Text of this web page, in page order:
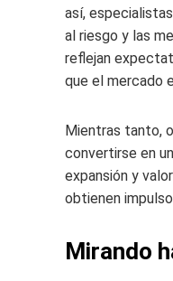
así,
al riesgo y las
reflejan
que el mercado
Mientras tanto,
convertirse en
expansión y
obtienen
Mirando